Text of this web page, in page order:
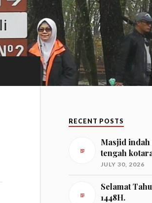
RECENT POSTS
Masjid indah
tengah
JULY 30, 2026
Selamat
1448H.